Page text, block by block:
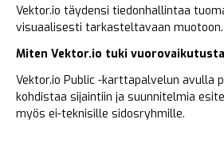
Vektor.io täydensi tiedonhallintaa
visuaalisesti tarkasteltavaan muotoon.
Miten Vektor.io tuki
Vektor.io Public -karttapalvelun avulla
kohdistaa sijaintiin ja suunnitelmia
myös ei-teknisille sidosryhmille.